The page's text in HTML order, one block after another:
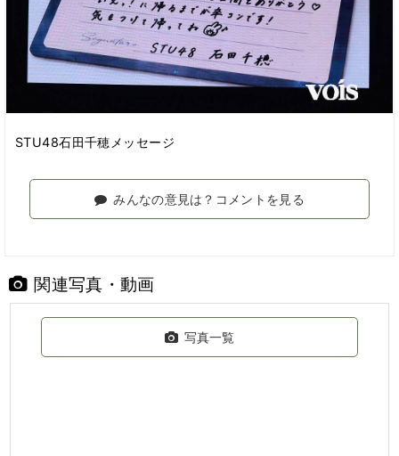
STU48石田千穂メッセージ
みんなの意見は？コメントを見る
関連写真・動画
写真一覧